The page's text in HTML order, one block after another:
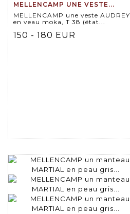
MELLENCAMP UNE VESTE...
MELLENCAMP une veste AUDREY
en veau moka, T 38 (état...
150 - 180 EUR